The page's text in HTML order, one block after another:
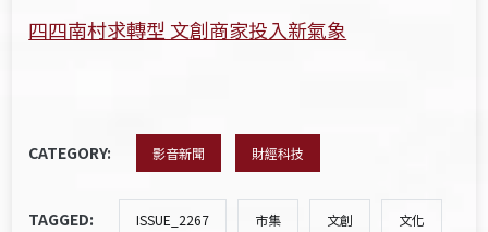
四四南村求轉型 文創商家投入新氣象
CATEGORY: 影音新聞 財經科技
TAGGED: ISSUE_2267 市集 文創 文化